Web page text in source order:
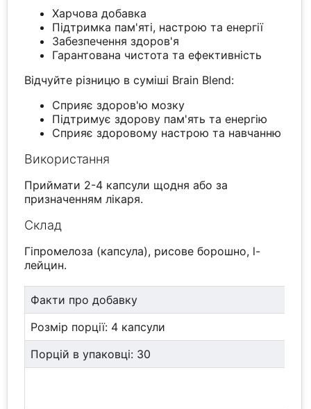
Харчова добавка
Підтримка пам'яті, настрою та енергії
Забезпечення здоров'я
Гарантована чистота та ефективність
Відчуйте різницю в суміші Brain Blend:
Сприяє здоров'ю мозку
Підтримує здорову пам'ять та енергію
Сприяє здоровому настрою та навчанню
Використання
Приймати 2-4 капсули щодня або за
призначенням лікаря.
Склад
Гіпромелоза (капсула), рисове борошно, l-
лейцин.
Факти про добавку
Розмір порції: 4 капсули
Порцій в упаковці: 30